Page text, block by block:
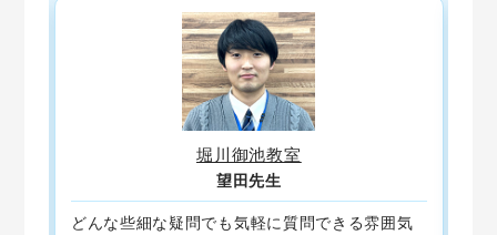
堀川御池教室
望田先生
どんな些細な疑問でも気軽に質問できる雰囲気